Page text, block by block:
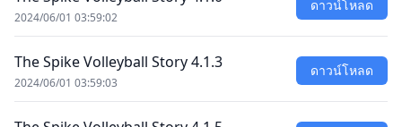
2024/06/01 03:59:02
ดาวน์โหลด
The Spike Volleyball Story 4.1.3
2024/06/01 03:59:03
ดาวน์โหลด